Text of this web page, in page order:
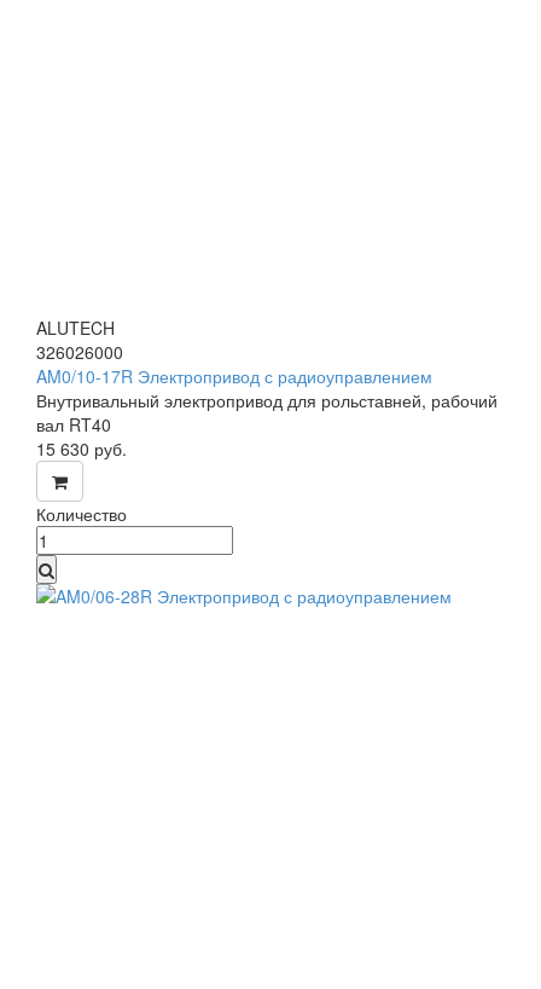
ALUTECH
326026000
AM0/10-17R Электропривод с радиоуправлением
Внутривальный электропривод для рольставней, рабочий
вал RT40
15 630 руб.
Количество